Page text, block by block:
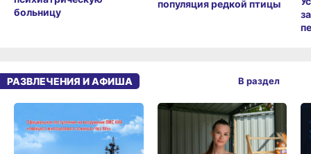
больницу
популяция редкой птицы
РАЗВЛЕЧЕНИЯ И АФИША В раздел